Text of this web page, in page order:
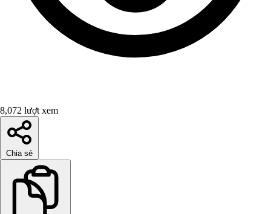
8,072 lượt xem
Chia sẻ